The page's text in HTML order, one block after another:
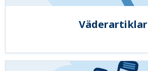
Väderartiklar